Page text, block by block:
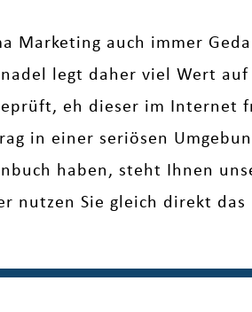
Marketing auch immer
legt daher viel Wert
eh dieser im Internet
in einer seriösen
haben, steht Ihnen
nutzen Sie gleich direkt das